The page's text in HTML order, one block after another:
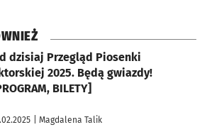
dzisiaj Przegląd Piosenki
2025. Będą gwiazdy!
BILETY]
| Magdalena Talik